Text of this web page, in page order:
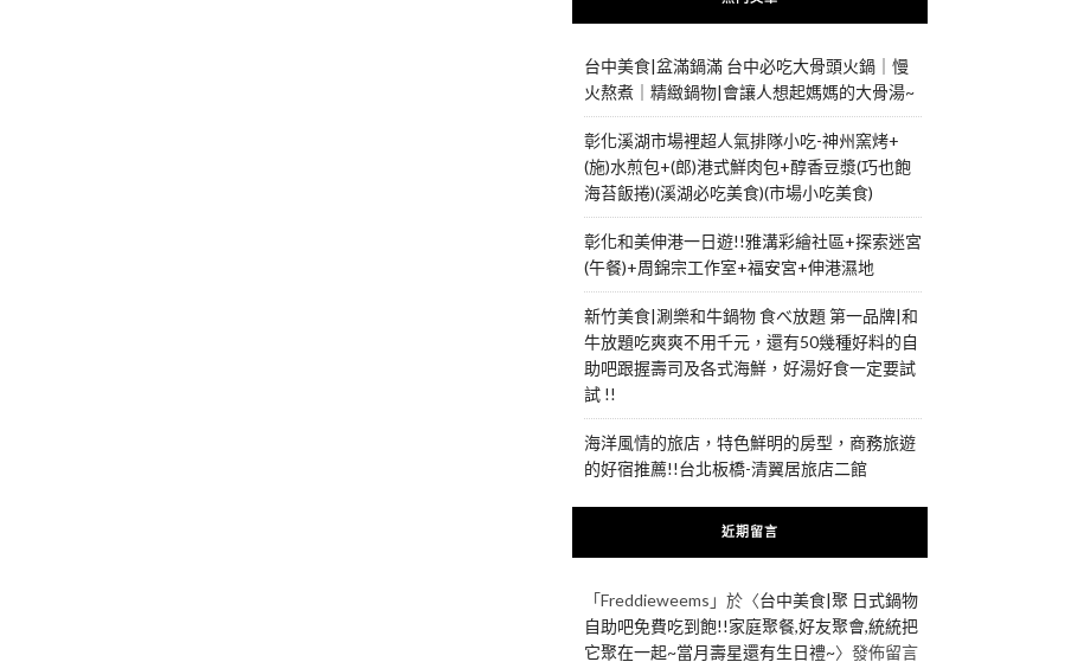
台中美食|盆滿鍋滿 台中必吃大骨頭火鍋｜慢
火熬煮｜精緻鍋物|會讓人想起媽媽的大骨湯~
彰化溪湖市場裡超人氣排隊小吃-神州窯烤+
(施)水煎包+(郎)港式鮮肉包+醇香豆漿(巧也飽
海苔飯捲)(溪湖必吃美食)(市場小吃美食)
彰化和美伸港一日遊!!雅溝彩繪社區+探索迷宮
(午餐)+周錦宗工作室+福安宮+伸港濕地
新竹美食|涮樂和牛鍋物 食べ放題 第一品牌|和
牛放題吃爽爽不用千元，還有50幾種好料的自
助吧跟握壽司及各式海鮮，好湯好食一定要試
試 !!
海洋風情的旅店，特色鮮明的房型，商務旅遊
的好宿推薦!!台北板橋-清翼居旅店二館
近期留言
「Freddieweems 」於〈台中美食|聚 日式鍋物
自助吧免費吃到飽!!家庭聚餐,好友聚會,統統把
它聚在一起~當月壽星還有生日禮~〉發佈留言